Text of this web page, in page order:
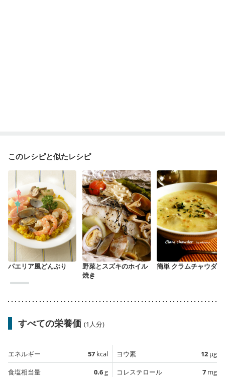
このレシピと似たレシピ
パエリア風どんぶり
野菜とスズキのホイル
焼き
簡単 クラムチャウダー
すべての栄養価 (1人分)
エネルギー 57 kcal
食塩相当量
0.6g
ヨウ素 12 µg
コレステロール
7 mg